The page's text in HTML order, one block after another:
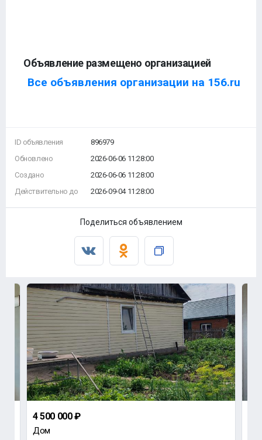
Объявление размещено организацией
Все объявления организации на 156.ru
ID объявления
Обновлено
Создано
Действительно до
896979
2026-06-06 11:28:00
2026-06-06 11:28:00
2026-09-04 11:28:00
Поделиться объявлением
4 500 000 ₽
Дом